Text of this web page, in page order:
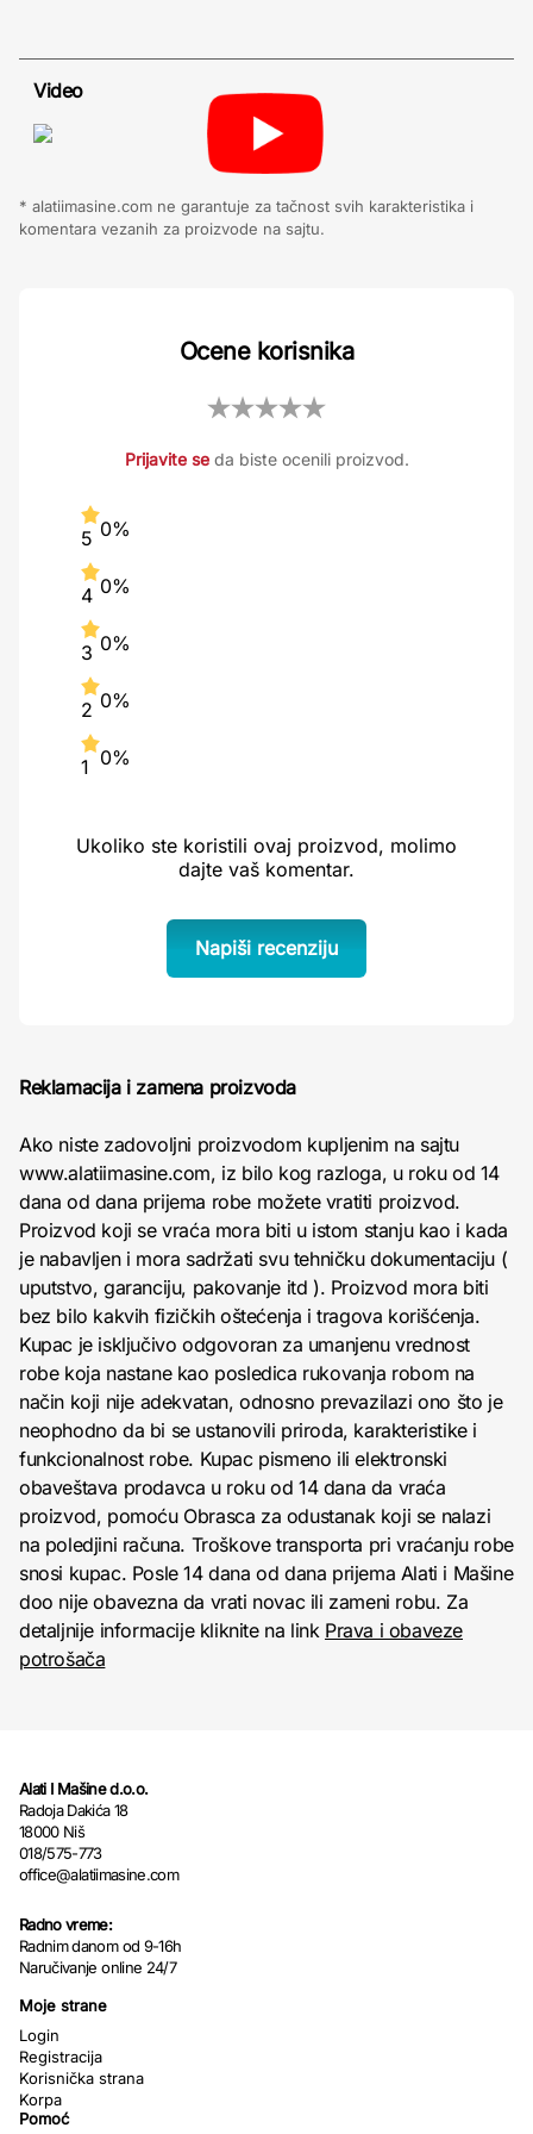
Video
* alatiimasine.com ne garantuje za tačnost svih karakteristika i
komentara vezanih za proizvode na sajtu.
Ocene korisnika
Prijavite seda biste ocenili proizvod.
5 0%
4 0%
3 0%
2 0%
1 0%
Ukoliko ste koristili ovaj proizvod, molimo
dajte vaš komentar.
Napiši recenziju
Reklamacija i zamena proizvoda
Ako niste zadovoljni proizvodom kupljenim na sajtu
www.alatiimasine.com, iz bilo kog razloga, u roku od 14
dana od dana prijema robe možete vratiti proizvod.
Proizvod koji se vraća mora biti u istom stanju kao i kada
je nabavljen i mora sadržati svu tehničku dokumentaciju (
uputstvo, garanciju, pakovanje itd ). Proizvod mora biti
bez bilo kakvih fizičkih oštećenja i tragova korišćenja.
Kupac je isključivo odgovoran za umanjenu vrednost
robe koja nastane kao posledica rukovanja robom na
način koji nije adekvatan, odnosno prevazilazi ono što je
neophodno da bi se ustanovili priroda, karakteristike i
funkcionalnost robe. Kupac pismeno ili elektronski
obaveštava prodavca u roku od 14 dana da vraća
proizvod, pomoću Obrasca za odustanak koji se nalazi
na poledjini računa. Troškove transporta pri vraćanju robe
snosi kupac. Posle 14 dana od dana prijema Alati i Mašine
doo nije obavezna da vrati novac ili zameni robu. Za
detaljnije informacije kliknite na link Prava i obaveze
potrošača
Alati I Mašine d.o.o.
Radoja Dakića 18
18000 Niš
018/575-773
office@alatiimasine.com
Radno vreme:
Radnim danom od 9-16h
Naručivanje online 24/7
Moje strane
Login
Registracija
Korisnička strana
Korpa
Pomoć